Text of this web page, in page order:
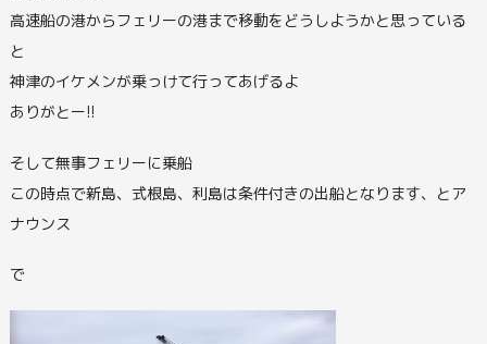
高速船の港からフェリーの港まで移動をどうしようかと思っている
と
神津のイケメンが乗っけて行ってあげるよ
ありがとー!!
そして無事フェリーに乗船
この時点で新島、式根島、利島は条件付きの出船となります、とア
ナウンス
で